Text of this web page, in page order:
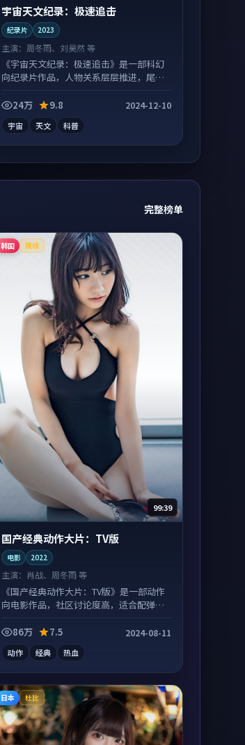
宇宙天文纪录：极速追击
纪录片 2023
主演： 周冬雨、刘昊然 等
《宇宙天文纪录：极速追击》是一部科幻
向纪录片作品，人物关系层层推进，尾声
24万
9.8 2024-12-10
宇宙 天文 科普
完整榜单
韩国 院线
99:39
国产经典动作大片：TV版
电影 2022
主演： 肖战、周冬雨 等
《国产经典动作大片：TV版》是一部动作
向电影作品，社区讨论度高，适合配弹幕
86万
7.5 2024-08-11
动作 经典 热血
日本 杜比